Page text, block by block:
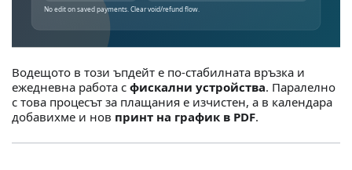
Водещото в този ъпдейт е по-стабилната връзка и
ежедневна работа с фискални устройства. Паралелно
с това процесът за плащания е изчистен, а в календара
добавихме и нов принт на график в PDF.